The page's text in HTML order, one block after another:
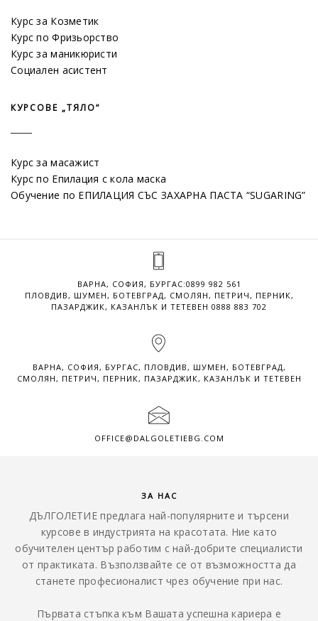
Курс за Козметик
Курс по Фризьорство
Курс за маникюристи
Социален асистент
КУРСОВЕ „ТЯЛО“
Курс за масажист
Курс по Епилация с кола маска
Oбучение по ЕПИЛАЦИЯ СЪС ЗАХАРНА ПАСТА “SUGARING”
ВАРНА, СОФИЯ, БУРГАС:0899 982 561
ПЛОВДИВ, ШУМЕН, БОТЕВГРАД, СМОЛЯН, ПЕТРИЧ, ПЕРНИК,
ПАЗАРДЖИК, КАЗАНЛЪК И ТЕТЕВЕН 0888 883 702
ВАРНА, СОФИЯ, БУРГАС, ПЛОВДИВ, ШУМЕН, БОТЕВГРАД,
СМОЛЯН, ПЕТРИЧ, ПЕРНИК, ПАЗАРДЖИК, КАЗАНЛЪК И ТЕТЕВЕН
OFFICE@DALGOLETIEBG.COM
ЗА НАС
ДЪЛГОЛЕТИЕ предлага най-популярните и търсени
курсове в индустрията на красотата. Ние като
обучителен център работим с най-добрите специалисти
от практиката. Възползвайте се от възможността да
станете професионалист чрез обучение при нас.
Първата стъпка към Вашата успешна кариера е